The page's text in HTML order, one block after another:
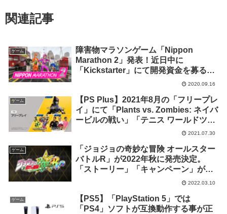
関連記事
ゲーム
障害物マラソンゲーム「Nippon
Marathon 2」発表！近日中に
「Kickstarter」にて開発資金を募る事
2020.09.16
ゲーム
【PS Plus】2021年8月の「フリープレ
イ」にて「Plants vs. Zombies: ネイバ
ービルの戦い」「テニス ワールドツア
ー 2」「ハンターズアリーナ：レジェ
2021.07.30
ゲーム
「ジョジョの奇妙な冒険 オールスター
バトルR」が2022年秋に発売決定。
「ストーリー」「キャンペーン」が削
2022.03.10
ゲーム
【PS5】「PlayStation 5」では
「PS4」ソフトが互換動作する事が正